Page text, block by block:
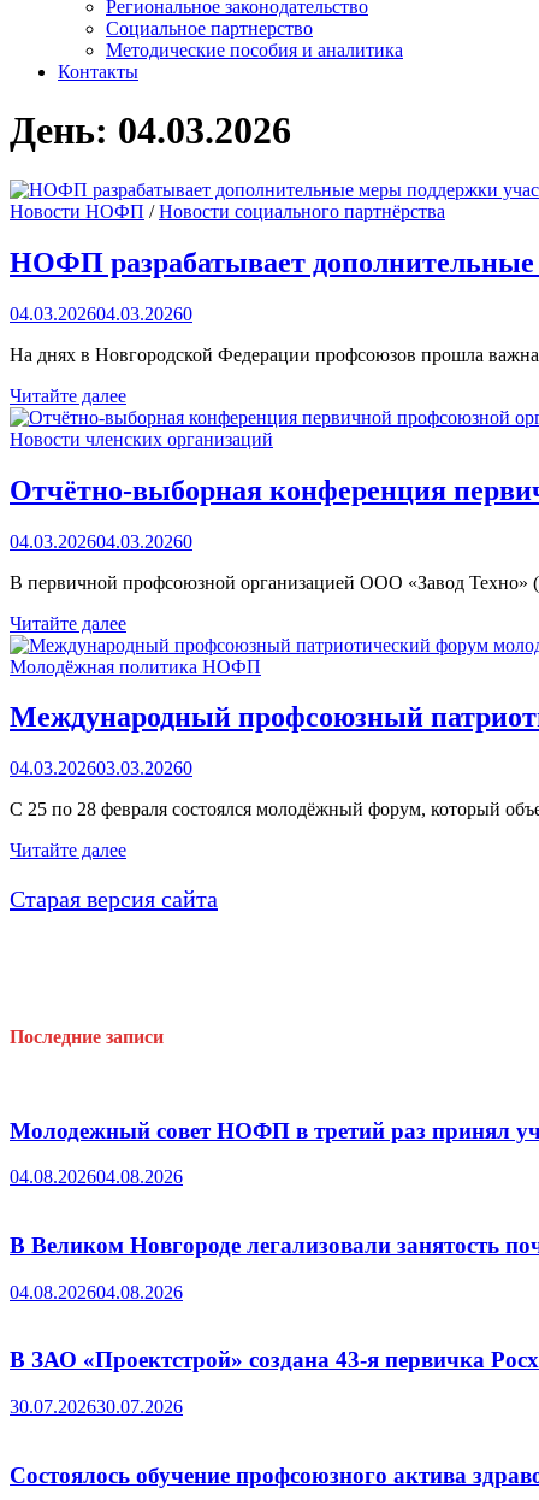
Региональное законодательство
Социальное партнерство
Методические пособия и аналитика
Контакты
День: 04.03.2026
Новости НОФП /Новости социального партнёрства
НОФП разрабатывает
04.03.202604.03.20260
На днях в Новгородской Федерации профсоюзов прошла
НОФП
разрабатывает
дополнительные
поддержки
участников
Читайте далее
Новости членских организаций
Отчётно-выборная конференция
04.03.202604.03.20260
В первичной профсоюзной организацией ООО «Завод Техно»
Отчётно-
выборная
конференция
профсоюзной
организации
„Завод
Читайте далее
Молодёжная политика НОФП
Международный профсоюзный
04.03.202603.03.20260
С 25 по 28 февраля состоялся молодёжный форум, который
Международный
патриотический
форум
единства»
Читайте далее
Старая версия сайта
Последние записи
Молодежный совет НОФП в третий раз принял
04.08.202604.08.2026
В Великом Новгороде легализовали занятость
04.08.202604.08.2026
В ЗАО «Проектстрой» создана 43-я первичка
30.07.202630.07.2026
Состоялось обучение профсоюзного актива